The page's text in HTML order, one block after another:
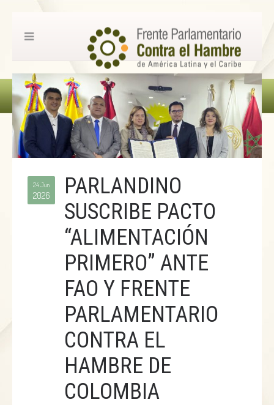
24 Jun
2026
PARLANDINO
SUSCRIBE PACTO
“ALIMENTACIÓN
PRIMERO” ANTE
FAO Y FRENTE
PARLAMENTARIO
CONTRA EL
HAMBRE DE
COLOMBIA